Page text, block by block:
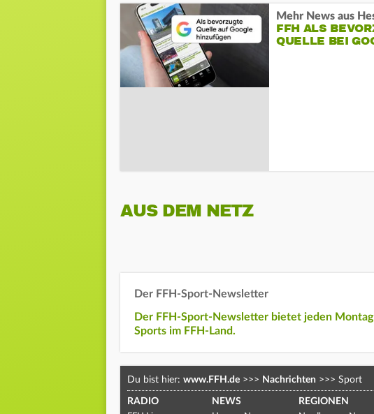
Mehr News aus
FFH ALS
QUELLE BEI
AUS DEM NETZ
Der FFH-Sport-Newsletter
Der FFH-Sport-Newsletter bietet jeden
Sports im FFH-Land.
Du bist hier: www.FFH.de >>> Nachrichten >>> Sport
RADIO NEWS REGIONEN